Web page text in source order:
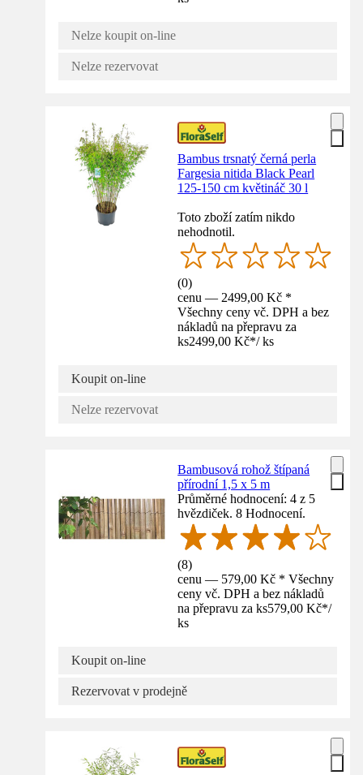
Nelze koupit on-line
Nelze rezervovat
Bambus trsnatý černá perla
Fargesia nitida Black Pearl
125-150 cm květináč 30 l
Toto zboží zatím nikdo
nehodnotil.
(0)
cenu — 2499,00 Kč *
Všechny ceny vč. DPH a bez
nákladů na přepravu za
ks2499,00 Kč*/ ks
Koupit on-line
Nelze rezervovat
Bambusová rohož štípaná
přírodní 1,5 x 5 m
Průměrné hodnocení: 4 z 5
hvězdiček. 8 Hodnocení.
(8)
cenu — 579,00 Kč * Všechny
ceny vč. DPH a bez nákladů
na přepravu za ks579,00 Kč*/
ks
Koupit on-line
Rezervovat v prodejně